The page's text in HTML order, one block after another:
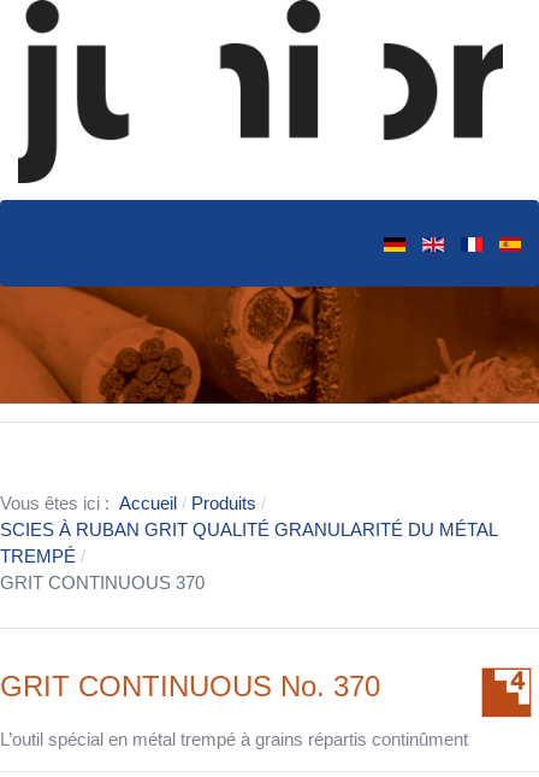
Vous êtes ici : Accueil
Produits
SCIES À RUBAN GRIT QUALITÉ GRANULARITÉ DU MÉTAL
TREMPÉ
GRIT CONTINUOUS 370
GRIT CONTINUOUS No. 370
L’outil spécial en métal trempé à grains répartis continûment